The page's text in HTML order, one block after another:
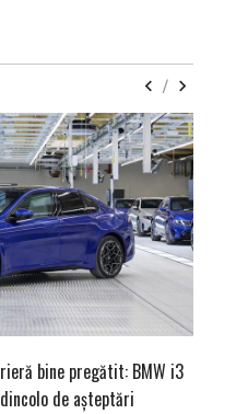
/
bine pregătit: BMW i3
de așteptări